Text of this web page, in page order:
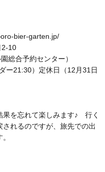
bier-garten.jp/
2-10
総合予約センター）
ー21:30）定休日（12月31日
を忘れて楽しみます♪ 行く
れるのですが、旅先での出